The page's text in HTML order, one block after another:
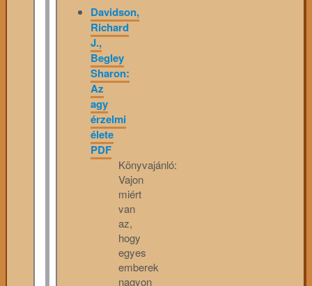
Davidson,
Richard
J.,
Begley
Sharon:
Az
agy
érzelmi
élete
PDF
Könyvajánló:
Vajon
miért
van
az,
hogy
egyes
emberek
nagyon